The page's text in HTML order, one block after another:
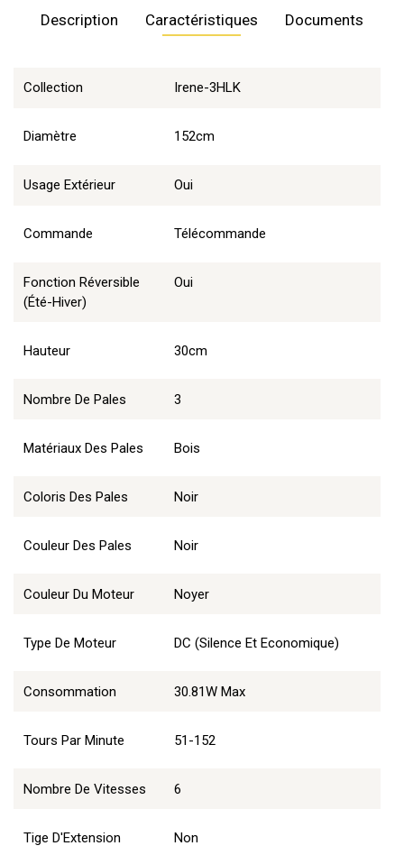
Description Caractéristiques
Collection Irene-3HLK
Diamètre 152cm
Usage Extérieur Oui
Commande Télécommande
Fonction Réversible
(été-Hiver)
Oui
Hauteur 30cm
Nombre De Pales 3
Matériaux Des Pales Bois
Coloris Des Pales Noir
Couleur Des Pales Noir
Couleur Du Moteur Noyer
Type De Moteur DC (Silence Et Economique)
Consommation 30.81W Max
Tours Par Minute 51-152
Nombre De Vitesses 6
Tige D'Extension Non
Documents